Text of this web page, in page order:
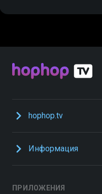
hophop.tv
Информация
ПРИЛОЖЕНИЯ